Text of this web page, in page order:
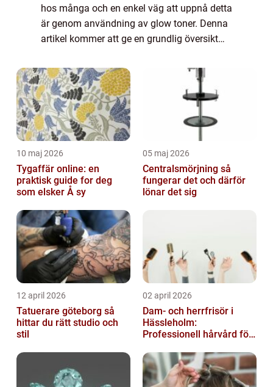
hos många och en enkel väg att uppnå detta
är genom användning av glow toner. Denna
artikel kommer att ge en grundlig översikt
finns tillgängliga, vilka som är popu...
10 maj 2026
Tygaffär online: en
praktisk guide for deg
som elsker Å sy
05 maj 2026
Centralsmörjning så
fungerar det och därför
lönar det sig
12 april 2026
Tatuerare göteborg så
hittar du rätt studio och
stil
02 april 2026
Dam- och herrfrisör i
Hässleholm:
Professionell hårvård för